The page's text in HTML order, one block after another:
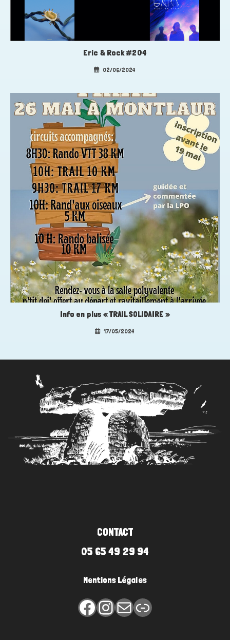
Eric & Rock #204
02/06/2024
Info en plus « TRAIL SOLIDAIRE »
17/05/2024
CONTACT
05 65 49 29 94
Mentions Légales
FacebookInstagram
E-mail Lien